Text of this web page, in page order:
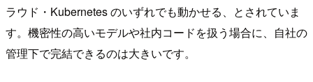
ラウド・Kubernetes のいずれでも動かせる、とされていま
す。機密性の高いモデルや社内コードを扱う場合に、自社の
管理下で完結できるのは大きいです。